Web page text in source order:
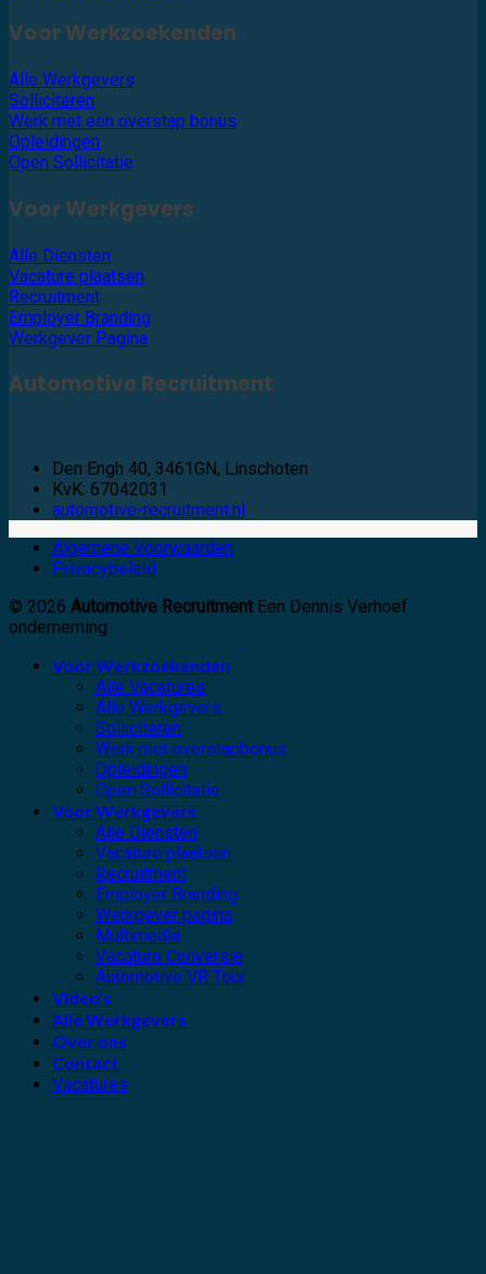
Voor Werkzoekenden
Alle Werkgevers
Solliciteren
Werk met een overstap bonus
Opleidingen
Open Sollicitatie
Voor Werkgevers
Alle Diensten
Vacature plaatsen
Recruitment
Employer Branding
Werkgever Pagina
Automotive Recruitment
Den Engh 40, 3461GN, Linschoten
KvK: 67042031
automotive-recruitment.nl
Algemene Voorwaarden
Privacybeleid
© 2026 Automotive RecruitmentEen Dennis Verhoef
onderneming
Voor Werkzoekenden
Alle Vacatures
Alle Werkgevers
Solliciteren
Werk met overstapbonus
Opleidingen
Open Sollicitatie
Voor Werkgevers
Alle Diensten
Vacature plaatsen
Recruitment
Employer Branding
Werkgever pagina
Multimedia
Vacature Conversie
Automotive VR Tour
Video’s
Alle Werkgevers
Over ons
Contact
Vacatures